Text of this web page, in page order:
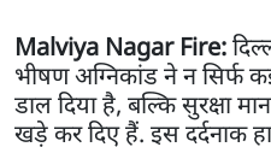
Malviya Nagar Fire:
भीषण अग्निकांड ने न सिर्फ
डाल दिया है, बल्कि सुरक्षा
खड़े कर दिए हैं. इस दर्दनाक